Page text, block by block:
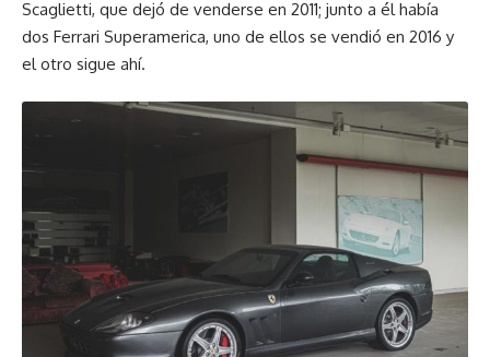
Scaglietti, que dejó de venderse en 2011; junto a él había
dos Ferrari Superamerica, uno de ellos se vendió en 2016 y
el otro sigue ahí.